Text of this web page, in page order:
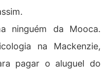
ninguém da Mooca.
na Mackenzie,
pagar o aluguel do